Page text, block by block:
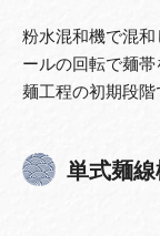
粉水混和機で混
ールの回転で麺
麺工程の初期段階
単式麺線